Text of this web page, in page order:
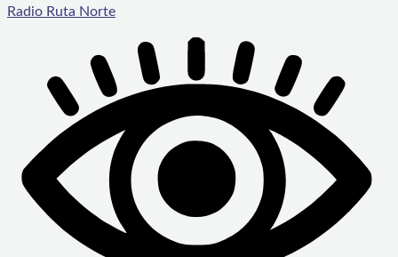
Radio Ruta Norte